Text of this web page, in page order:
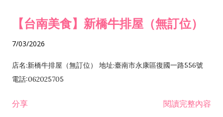
【台南美食】新橋牛排屋（無訂位）
7/03/2026
店名:新橋牛排屋（無訂位） 地址:臺南市永康區復國一路556號
電話:062025705
分享 閱讀完整內容